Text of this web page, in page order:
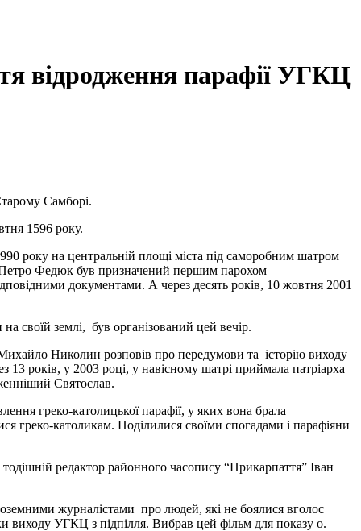
відродження парафії УГКЦ
Самборі.
1596 року.
року на центральній площі міста під саморобним шатром
Федюк був призначений першим парохом
документами. А через десять років, 10 жовтня 2001
своїй землі, був організований цей вечір.
Николин розповів про передумови та історію виходу
13 років, у 2003 році, у навісному шатрі приймала патріарха
Святослав.
греко-католицької парафії, у яких вона брала
греко-католикам. Поділилися своїми спогадами і парафіяни
редактор районного часопису “Прикарпаття” Іван
журналістами про людей, які не боялися вголос
виходу УГКЦ з підпілля. Вибрав цей фільм для показу о.